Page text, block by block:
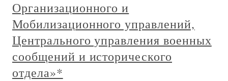
Организационного и
Мобилизационного управлений,
Центрального управления военных
сообщений и исторического
отдела»*